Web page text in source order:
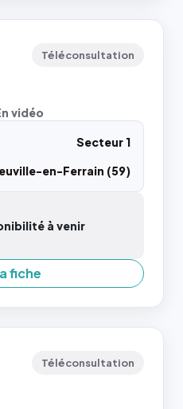
Téléconsultation
vidéo
Secteur 1
en-Ferrain (59)
à venir
fiche
Téléconsultation